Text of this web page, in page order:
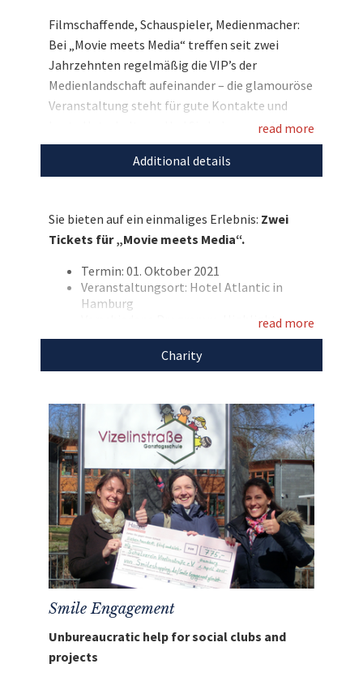
Filmschaffende, Schauspieler, Medienmacher:
Bei „Movie meets Media“ treffen seit zwei
Jahrzehnten regelmäßig die VIP’s der
Medienlandschaft aufeinander – die glamouröse
Veranstaltung steht für gute Kontakte und
beste Unterhaltung. Und Sie haben nun die
Chance live dabei zu sein: Wir versteigern zwei
Tickets für die „Movie meets Media“ zum
unvergesslichen Abend für den guten Zweck und
sichern Sie sich jetzt zwei von nur 100
exklusiven Einladungen!
Entdecken Sie bei uns auch weitere
für den guten Zweck!
read more
Additional details
Sie bieten auf ein einmaliges Erlebnis: Zwei
Tickets für „Movie meets Media“.
Termin: 01. Oktober 2021
Veranstaltungsort: Hotel Atlantic in
Hamburg
Verschiedene Programm-Highlights,
darunter die Auszeichnung „Coolster
Kommissar 2021“
Inklusive Getränken sowie exklusivem
Eigene Anreise
Ohne Übernachtung
Die Veranstaltung findet im begrenzten
Rahmen mit 100 Gästen und unter
Einhaltung der 3G-Regeln statt
Den Erlös der Auktion „Als VIP zum Filmfest in
Hamburg: Zwei Tickets für die exklusive „Movie
meets Media“ in Hotel Atlantic“ leiten wir
direkt, ohne Abzug von Kosten, anSmile
Engagement
weiter.
read more
Charity
Smile Engagement
Unbureaucratic help for social clubs and
projects